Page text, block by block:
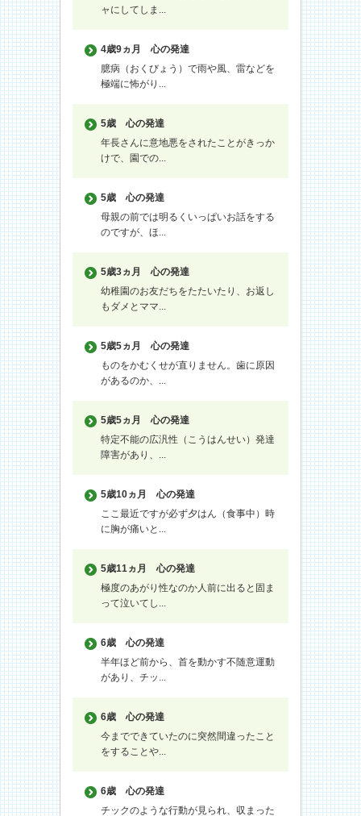
ャにしてしま...
4歳9ヵ月
心の発達
臆病（おくびょう）で雨や風、雷などを
極端に怖がり...
5歳
心の発達
年長さんに意地悪をされたことがきっか
けで、園での...
5歳
心の発達
母親の前では明るくいっぱいお話をする
のですが、ほ...
5歳3ヵ月
心の発達
幼稚園のお友だちをたたいたり、お返し
もダメとママ...
5歳5ヵ月
心の発達
ものをかむくせが直りません。歯に原因
があるのか、...
5歳5ヵ月
心の発達
特定不能の広汎性（こうはんせい）発達
障害があり、...
5歳10ヵ月
心の発達
ここ最近ですが必ず夕はん（食事中）時
に胸が痛いと...
5歳11ヵ月
心の発達
極度のあがり性なのか人前に出ると固ま
って泣いてし...
6歳
心の発達
半年ほど前から、首を動かす不随意運動
があり、チッ...
6歳
心の発達
今までできていたのに突然間違ったこと
をすることや...
6歳
心の発達
チックのような行動が見られ、収まった